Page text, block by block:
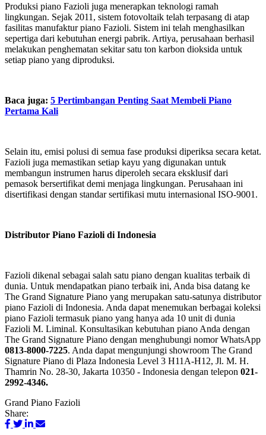
Produksi piano Fazioli juga menerapkan teknologi ramah
lingkungan. Sejak 2011, sistem fotovoltaik telah terpasang di atap
fasilitas manufaktur piano Fazioli. Sistem ini telah menghasilkan
sepertiga dari kebutuhan energi pabrik. Artiya, perusahaan berhasil
melakukan penghematan sekitar satu ton karbon dioksida untuk
setiap piano yang diproduksi.
Baca juga: 5 Pertimbangan Penting Saat Membeli Piano
Pertama Kali
Selain itu, emisi polusi di semua fase produksi diperiksa secara ketat.
Fazioli juga memastikan setiap kayu yang digunakan untuk
membangun instrumen harus diperoleh secara eksklusif dari
pemasok bersertifikat demi menjaga lingkungan. Perusahaan ini
disertifikasi dengan standar sertifikasi mutu internasional ISO-9001.
Distributor Piano Fazioli di Indonesia
Fazioli dikenal sebagai salah satu piano dengan kualitas terbaik di
dunia. Untuk mendapatkan piano terbaik ini, Anda bisa datang ke
The Grand Signature Piano yang merupakan satu-satunya distributor
piano Fazioli di Indonesia. Anda dapat menemukan berbagai koleksi
piano Fazioli termasuk piano yang hanya ada 10 unit di dunia
Fazioli M. Liminal. Konsultasikan kebutuhan piano Anda dengan
The Grand Signature Piano dengan menghubungi nomor WhatsApp
0813-8000-7225. Anda dapat mengunjungi showroom The Grand
Signature Piano di Plaza Indonesia Level 3 H11A-H12, Jl. M. H.
Thamrin No. 28-30, Jakarta 10350 - Indonesia dengan telepon 021-
2992-4346.
Grand Piano Fazioli
Share: